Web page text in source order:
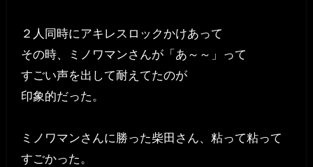
２人同時にアキレスロックかけあって
その時、ミノワマンさんが「あ～～」って
すごい声を出して耐えてたのが
印象的だった。
ミノワマンさんに勝った柴田さん、粘って粘って
すごかった。